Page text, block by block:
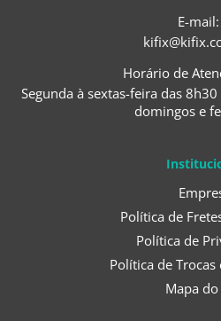
Política de
Política de
Política de Trocas
Mapa do
E-mail:
Horário de
Segunda à sextas-feira das
domingos e